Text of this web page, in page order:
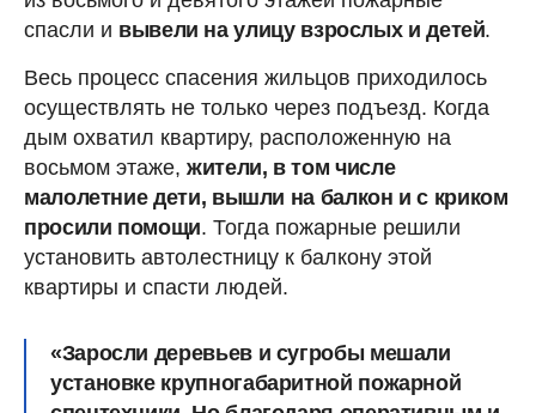
спасли и вывели на улицу взрослых и детей.
Весь процесс спасения жильцов приходилось
осуществлять не только через подъезд. Когда
дым охватил квартиру, расположенную на
восьмом этаже, жители, в том числе
малолетние дети, вышли на балкон и с криком
просили помощи. Тогда пожарные решили
установить автолестницу к балкону этой
квартиры и спасти людей.
«Заросли деревьев и сугробы мешали
установке крупногабаритной пожарной